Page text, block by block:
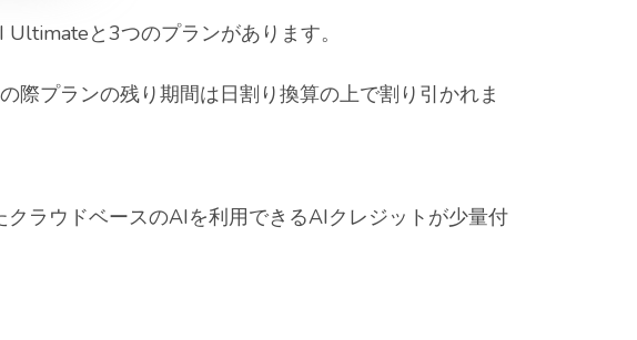
と3つのプランがあります。
プランの残り期間は日割り換算の上で割り引かれま
ラウドベースのAIを利用できるAIクレジットが少量付